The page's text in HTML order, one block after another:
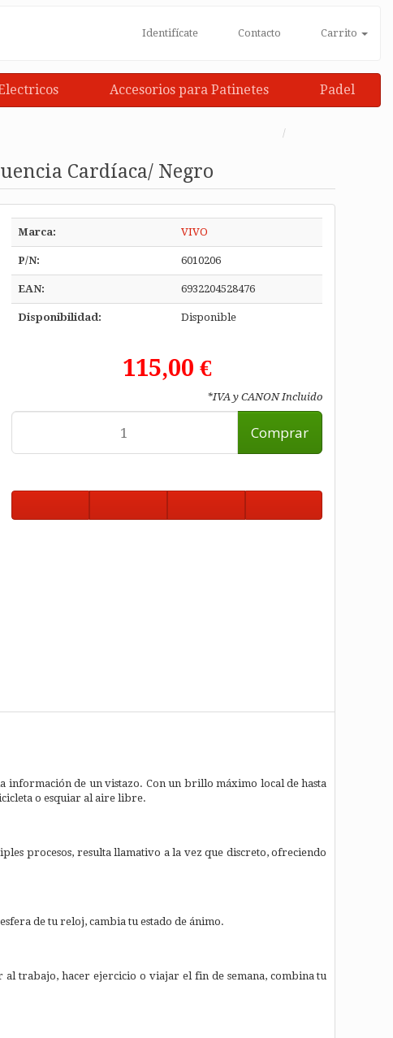
Identifícate Contacto Carrito
Accesorios para Patinetes Padel
Cardíaca/ Negro
Marca: VIVO
P/N: 6010206
EAN: 6932204528476
Disponibilidad: Disponible
115,00 €
*IVA y CANON Incluido
Comprar
información de un vistazo. Con un brillo máximo local de hasta
o esquiar al aire libre.
procesos, resulta llamativo a la vez que discreto, ofreciendo
de tu reloj, cambia tu estado de ánimo.
trabajo, hacer ejercicio o viajar el fin de semana, combina tu